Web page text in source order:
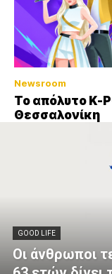
Newsroom
Το απόλυτο K-
Θεσσαλονίκη
GOOD LIFE
Οι άνθρωποι